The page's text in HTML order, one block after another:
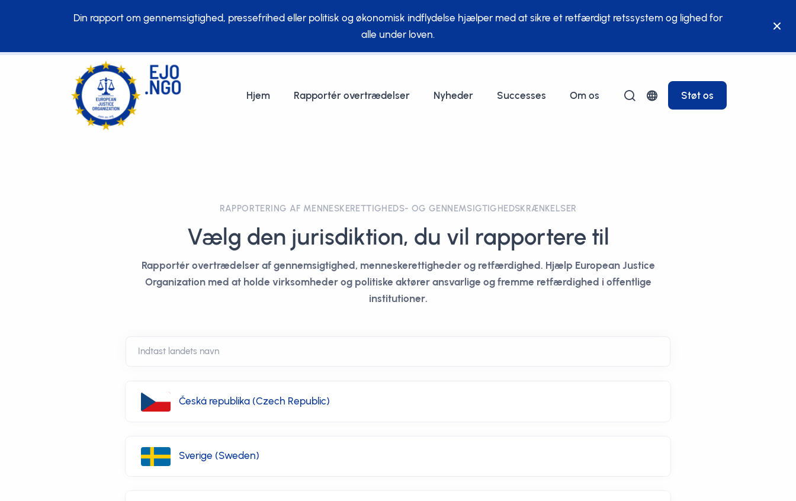
Din rapport om gennemsigtighed, pressefrihed eller politisk og økonomisk indflydelse hjælper med at sikre et retfærdigt retssystem og lighed for
alle under loven.
Hjem Rapportér overtrædelser Nyheder Successes Om os Støt os
RAPPORTERING AF MENNESKERETTIGHEDS- OG GENNEMSIGTIGHEDSKRÆNKELSER
Vælg den jurisdiktion, du vil rapportere til
Rapportér overtrædelser af gennemsigtighed, menneskerettigheder og retfærdighed. Hjælp European Justice
Organization med at holde virksomheder og politiske aktører ansvarlige og fremme retfærdighed i offentlige
institutioner.
Česká republika (Czech Republic)
Sverige (Sweden)